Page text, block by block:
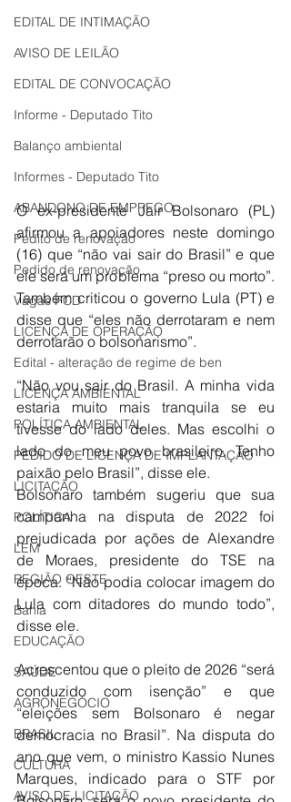
EDITAL DE INTIMAÇÃO
AVISO DE LEILÃO
EDITAL DE CONVOCAÇÃO
Informe - Deputado Tito
Balanço ambiental
Informes - Deputado Tito
ABANDONO DE EMPREGO
Pedito de renovação
Pedido de renovação
Vagas PCD
LICENÇA DE OPERAÇÃO
Edital - alteração de regime de ben
LICENÇA AMBIENTAL
POLÍTICA AMBIENTAL
PEDIDO DE LICENÇA DE IMPLANTAÇÃO
LICITAÇÃO
POLÍTICA
LEM
REGIÃO OESTE
Bahia
EDUCAÇÃO
SAÚDE
AGRONEGÓCIO
BRASIL
CULTURA
AVISO DE LICITAÇÃO
O ex-presidente Jair Bolsonaro (PL)
afirmou a apoiadores neste domingo
(16) que “não vai sair do Brasil” e que
ele será um problema “preso ou morto”.
Também criticou o governo Lula (PT) e
disse que “eles não derrotaram e nem
derrotarão o bolsonarismo”.
“Não vou sair do Brasil. A minha vida
estaria muito mais tranquila se eu
tivesse do lado deles. Mas escolhi o
lado do meu povo brasileiro. Tenho
paixão pelo Brasil”, disse ele.
Bolsonaro também sugeriu que sua
campanha na disputa de 2022 foi
prejudicada por ações de Alexandre
de Moraes, presidente do TSE na
época. “Não podia colocar imagem do
Lula com ditadores do mundo todo”,
disse ele.
Acrescentou que o pleito de 2026 “será
conduzido com isenção” e que
“eleições sem Bolsonaro é negar
democracia no Brasil”. Na disputa do
ano que vem, o ministro Kassio Nunes
Marques, indicado para o STF por